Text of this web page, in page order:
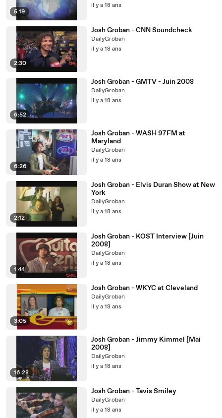
5:19
il y a 18 ans
2:30
Josh Groban - CNN Soundcheck
DailyGroban
il y a 18 ans
6:52
Josh Groban - GMTV - Juin 2008
DailyGroban
il y a 18 ans
6:26
Josh Groban - WASH 97FM at
Maryland
DailyGroban
il y a 18 ans
2:12
Josh Groban - Elvis Duran Show at New
York
DailyGroban
il y a 18 ans
1:44
Josh Groban - KOST Interview [Juin
2008]
DailyGroban
il y a 18 ans
3:05
Josh Groban - WKYC at Cleveland
DailyGroban
il y a 18 ans
16:28
Josh Groban - Jimmy Kimmel [Mai
2008]
DailyGroban
il y a 18 ans
Josh Groban - Tavis Smiley
DailyGroban
il y a 18 ans